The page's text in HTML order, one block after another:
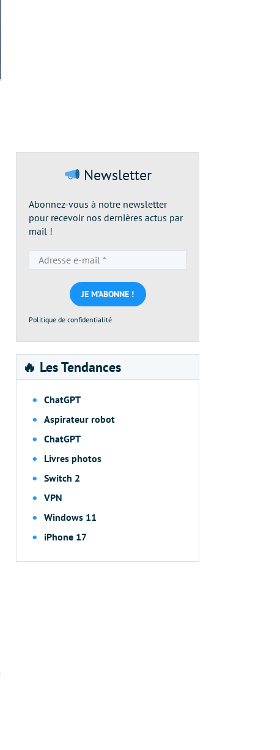
Newsletter
Abonnez-vous à notre newsletter
pour recevoir nos dernières actus par
mail !
e-
mail
*
Politique de confidentialité
🔥 Les Tendances
ChatGPT
Aspirateur robot
ChatGPT
Livres photos
Switch 2
VPN
Windows 11
iPhone 17